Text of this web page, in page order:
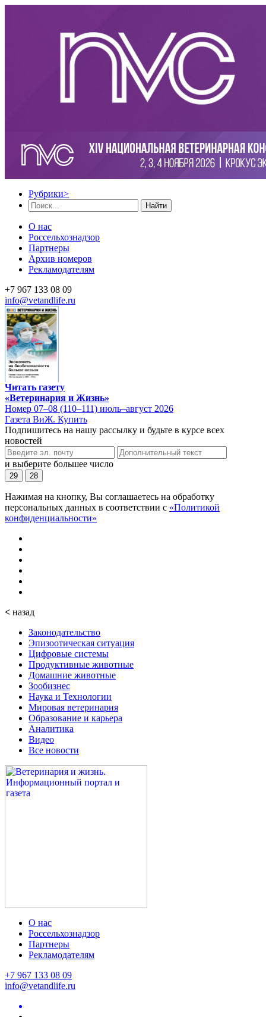
Рубрики>
Найти
О нас
Россельхознадзор
Партнеры
Архив номеров
Рекламодателям
+7 967 133 08 09
info@vetandlife.ru
Читать газету
«Ветеринария и Жизнь»
Номер 07–08 (110–111) июль–август 2026
Газета ВиЖ. Купить
Подпишитесь на нашу рассылку и будьте в курсе всех
новостей
и выберите большее число
29 28
Нажимая на кнопку, Вы соглашаетесь на обработку
персональных данных в соответствии с «Политикой
конфиденциальности»
< назад
Законодательство
Эпизоотическая ситуация
Цифровые системы
Продуктивные животные
Домашние животные
Зообизнес
Наука и Технологии
Мировая ветеринария
Образование и карьера
Аналитика
Видео
Все новости
О нас
Россельхознадзор
Партнеры
Рекламодателям
+7 967 133 08 09
info@vetandlife.ru